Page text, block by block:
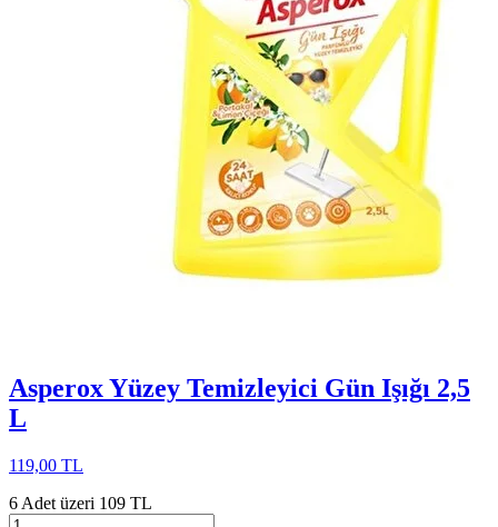
Asperox Yüzey Temizleyici Gün Işığı 2,5
L
119,00 TL
6 Adet üzeri 109 TL